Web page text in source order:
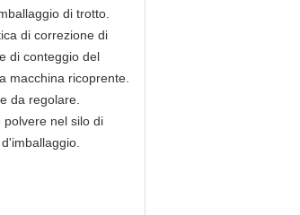
di trotto.
di correzione di
di conteggio del
macchina ricoprente.
da regolare.
nel silo di